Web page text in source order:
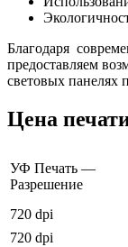
Благодаря
предоставляем
световых панелях
Цена
УФ Печать —
Разрешение
720 dpi
720 dpi